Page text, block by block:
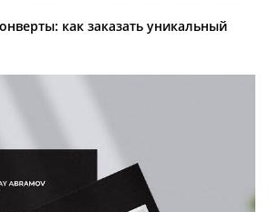
как заказать уникальный